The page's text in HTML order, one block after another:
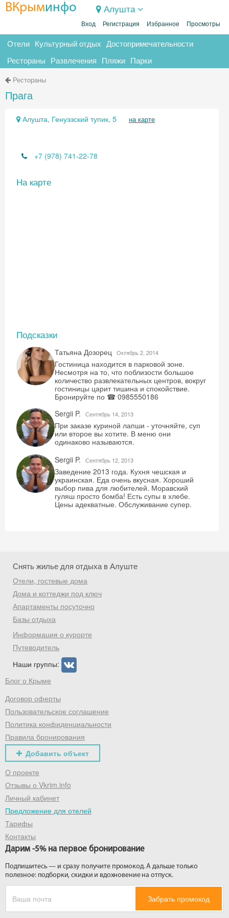
ВКрыминфо Алушта
Вход Регистрация Избранное Просмотры
Отели Культурный отдых Достопримечательности
Рестораны Развлечения Пляжи Парки
Рестораны
Прага
Алушта, Генуэзский тупик, 5 на карте
+7 (978) 741-22-78
На карте
Подсказки
Татьяна Дозорец Октябрь 2, 2014
Гостиница находится в парковой зоне.
Несмотря на то, что поблизости большое
количество развлекательных центров, вокруг
гостиницы царит тишина и спокойствие.
Бронируйте по ☎ 0985550186
Sergii P.
Сентябрь 14, 2013
При заказе куриной лапши - уточняйте, суп
или второе вы хотите. В меню они
одинаково называются.
Sergii P.
Сентябрь 12, 2013
Заведение 2013 года. Кухня чешская и
украинская. Еда очень вкусная. Хороший
выбор пива для любителей. Моравский
гуляш просто бомба! Есть супы в хлебе.
Цены адекватные. Обслуживание супер.
Снять жилье для отдыха в Алуште
Отели, гостевые дома
Дома и коттеджи под ключ
Апартаменты посуточно
Базы отдыха
Информация о курорте
Путеводитель
Наши группы:
Блог о Крыме
Договор оферты
Пользовательское соглашение
Политика конфиденциальности
Правила бронирования
Добавить объект
О проекте
Отзывы о Vkrim.info
Личный кабинет
Предложение для отелей
Тарифы
Контакты
Дарим -5% на первое бронирование
Подпишитесь — и сразу получите промокод. А дальше только
полезное: подборки, скидки и вдохновение на отпуск.
Забрать промокод
Получить промокод